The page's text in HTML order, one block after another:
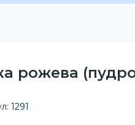
рожева
1291